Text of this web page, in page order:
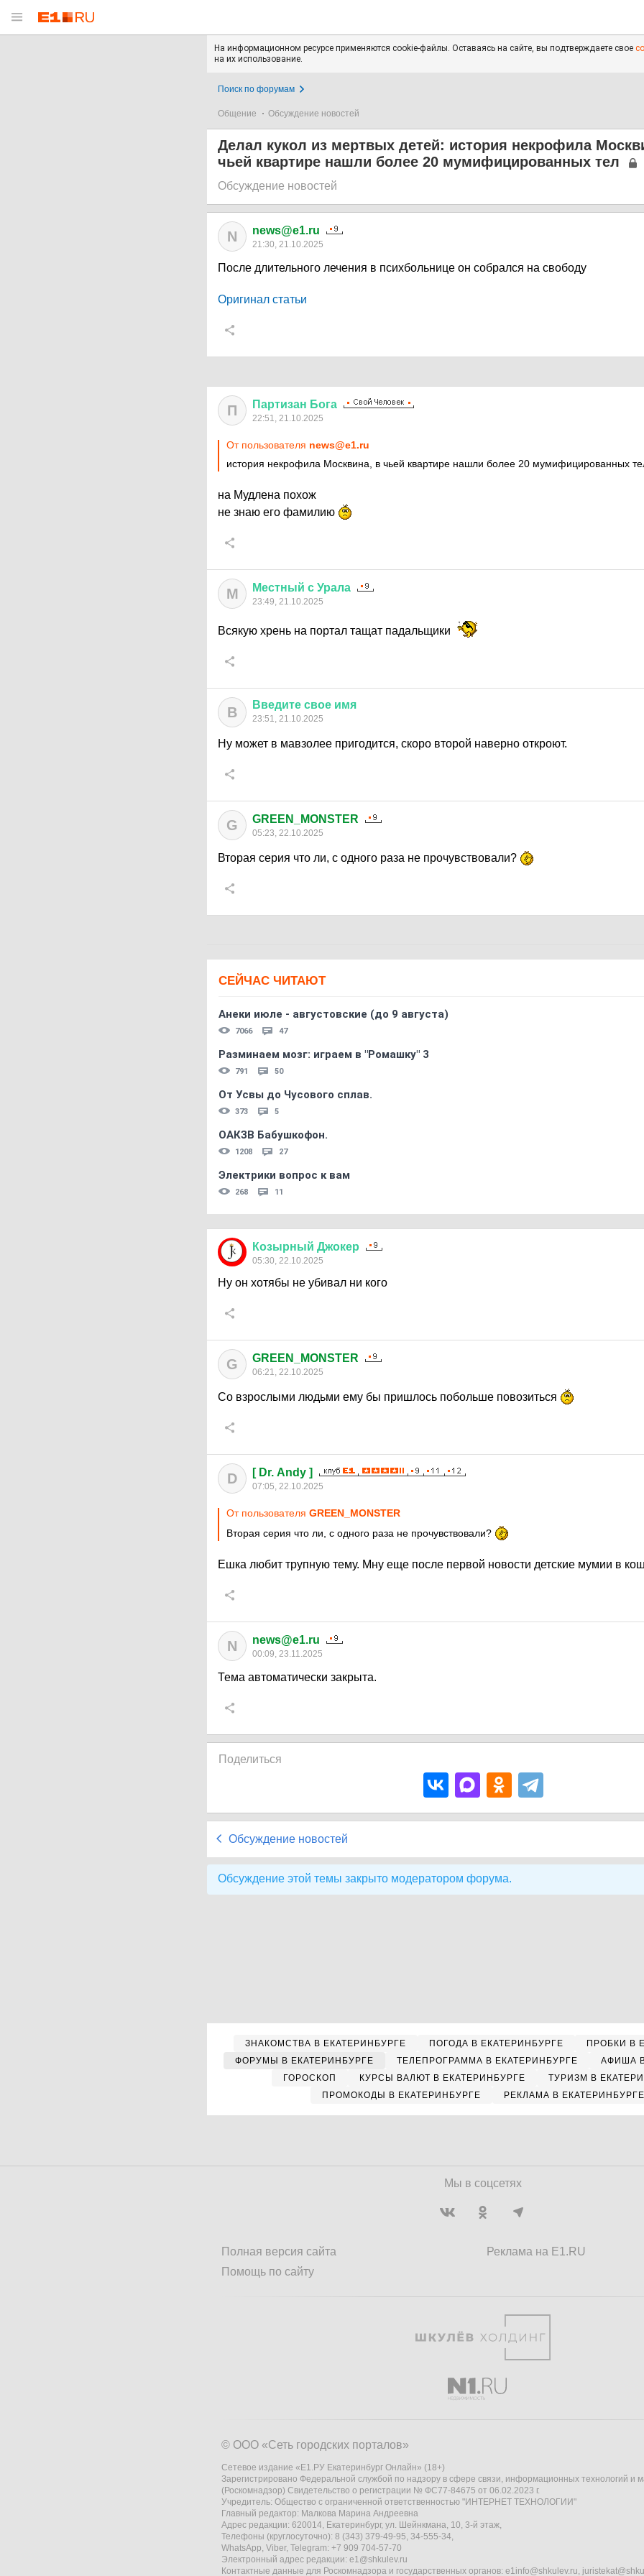
На информационном ресурсе применяются cookie-файлы. Оставаясь на сайте, вы подтверждаете свое
на их использование.
Поиск по форумам
Общение Обсуждение новостей
Делал кукол из мертвых детей: история некрофила
чьей квартире нашли более 20 мумифицированных тел
Обсуждение новостей
N news@e1.ru
21:30, 21.10.2025
После длительного лечения в психбольнице он собрался на свободу
Оригинал статьи
П Партизан Бога
22:51, 21.10.2025
От пользователя news@e1.ru
история некрофила Москвина, в чьей квартире нашли более 20 мумифицированных
на Мудлена похож
не знаю его фамилию
М Местный с Урала
23:49, 21.10.2025
Всякую хрень на портал тащат падальщики
В Введите свое имя
23:51, 21.10.2025
Ну может в мавзолее пригодится, скоро второй наверно откроют.
G GREEN_MONSTER
05:23, 22.10.2025
Вторая серия что ли, с одного раза не прочувствовали?
СЕЙЧАС ЧИТАЮТ
Анеки июле - августовские (до 9 августа)
7066 47
Разминаем мозг: играем в "Ромашку" 3
791 50
От Усвы до Чусового сплав.
373 5
ОАКЗВ Бабушкофон.
1208 27
Электрики вопрос к вам
268 11
Козырный Джокер
05:30, 22.10.2025
Ну он хотябы не убивал ни кого
G GREEN_MONSTER
06:21, 22.10.2025
Со взрослыми людьми ему бы пришлось побольше повозиться
D [ Dr. Andy ]
07:05, 22.10.2025
От пользователя GREEN_MONSTER
Вторая серия что ли, с одного раза не прочувствовали?
Ешка любит трупную тему. Мну еще после первой новости детские мумии в
N news@e1.ru
00:09, 23.11.2025
Тема автоматически закрыта.
Поделиться
Обсуждение новостей
Обсуждение этой темы закрыто модератором форума.
ЗНАКОМСТВА В ЕКАТЕРИНБУРГЕ ПОГОДА В ЕКАТЕРИНБУРГЕ
ПРОБКИ В
ФОРУМЫ В ЕКАТЕРИНБУРГЕ
ТЕЛЕПРОГРАММА В ЕКАТЕРИНБУРГЕ
АФИША
ГОРОСКОП
КУРСЫ ВАЛЮТ В ЕКАТЕРИНБУРГЕ
ТУРИЗМ В
ПРОМОКОДЫ В ЕКАТЕРИНБУРГЕ
РЕКЛАМА В ЕКАТЕРИНБУРГЕ
Мы в соцсетях
Полная версия сайта
Помощь по сайту
Реклама на E1.RU
© ООО «Сеть городских порталов»
Сетевое издание «Е1.РУ Екатеринбург Онлайн» (18+)
Зарегистрировано Федеральной службой по надзору в сфере связи, информационных технологий и
(Роскомнадзор) Свидетельство о регистрации № ФС77-84675 от 06.02.2023 г.
Учредитель: Общество с ограниченной ответственностью "ИНТЕРНЕТ ТЕХНОЛОГИИ"
Главный редактор: Малкова Марина Андреевна
Адрес редакции: 620014, Екатеринбург, ул. Шейнкмана, 10, 3-й этаж,
Телефоны (круглосуточно): 8 (343) 379-49-95, 34-555-34,
WhatsApp, Viber, Telegram: +7 909 704-57-70
Электронный адрес редакции: e1@shkulev.ru
Контактные данные для Роскомнадзора и государственных органов: e1info@shkulev.ru,